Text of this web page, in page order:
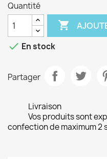
Quantité

 En stock
Partager
Livraison
Vos produits sont
confection de maximum 2